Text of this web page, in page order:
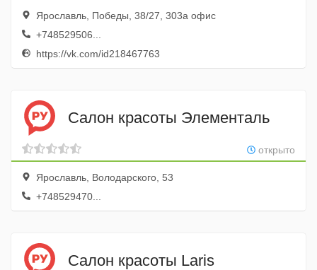
Ярославль, Победы, 38/27, 303а офис
+748529506...
https://vk.com/id218467763
Салон красоты Элементаль
открыто
Ярославль, Володарского, 53
+748529470...
Салон красоты Laris